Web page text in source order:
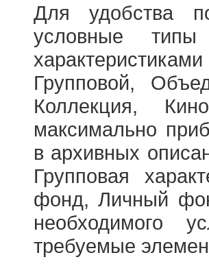
Для удобства
условные
Групповой,
Коллекция,
максимально
в архивных
Групповая
фонд, Личный
необходимого
требуемые